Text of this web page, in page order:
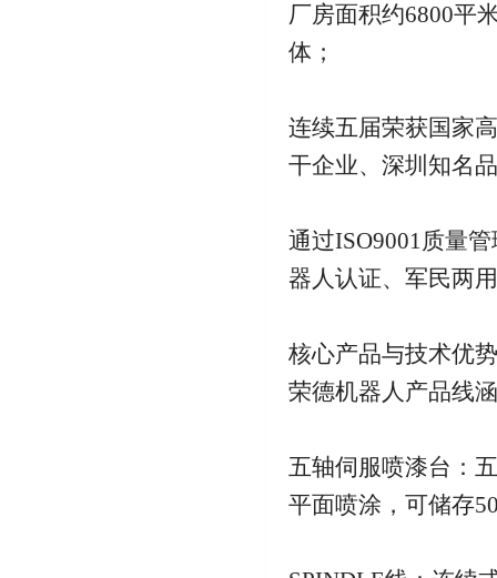
厂房面积约6800平
体；
连续五届荣获国家
干企业、深圳知名
通过ISO9001质量
器人认证、军民两
核心产品与技术优势
荣德机器人产品线
五轴伺服喷漆台：
平面喷涂，可储存